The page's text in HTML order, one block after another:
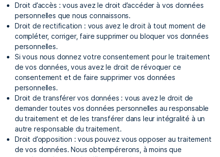
Droit d’accès : vous avez le droit d’accéder à vos données
personnelles que nous connaissons.
Droit de rectification : vous avez le droit à tout moment de
compléter, corriger, faire supprimer ou bloquer vos données
personnelles.
Si vous nous donnez votre consentement pour le traitement
de vos données, vous avez le droit de révoquer ce
consentement et de faire supprimer vos données
personnelles.
Droit de transférer vos données : vous avez le droit de
demander toutes vos données personnelles au responsable
du traitement et de les transférer dans leur intégralité à un
autre responsable du traitement.
Droit d’opposition : vous pouvez vous opposer au traitement
de vos données. Nous obtempérerons, à moins que